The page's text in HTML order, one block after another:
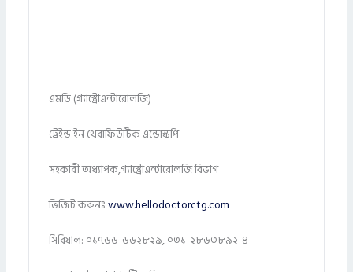
এমডি (গ্যাস্ট্রোএন্টারোলজি)
ট্রেইন্ড ইন থেরাফিউটিক এন্ডোস্কপি
সহকারী অধ্যাপক,গ্যাস্ট্রোএন্টারোলজি বিভাগ
ভিজিট করুনঃwww.hellodoctorctg.com
সিরিয়াল: ০১৭৬৬-৬৬২৮২৯, ০৩১-২৮৬৩৮৯২-৪